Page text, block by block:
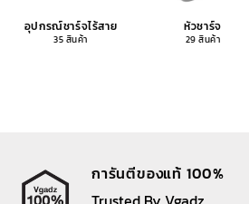
อุปกรณ์ชาร์จไร้สาย
35 สินค้า
หัวชาร์จ
29 สินค้า
การันตีของแท้ 100%